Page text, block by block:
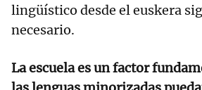
lingüístico desde el euskera
necesario.
La escuela es un factor